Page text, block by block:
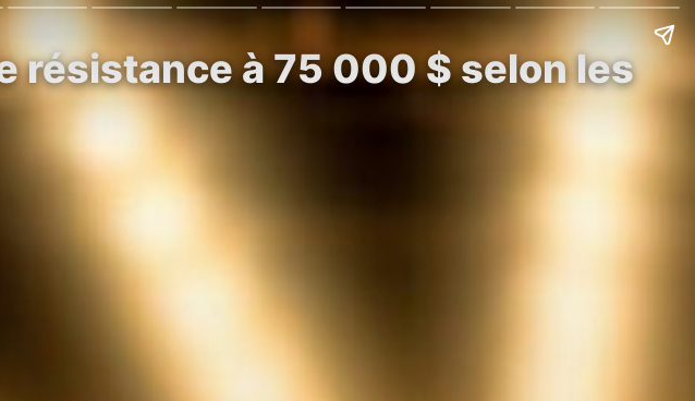
résistance à 75 000 $ selon les